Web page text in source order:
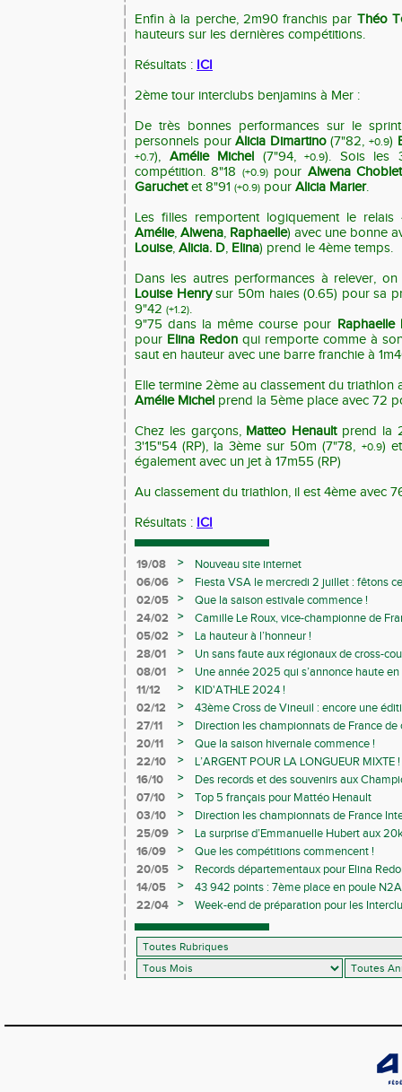
Enfin à la perche, 2m90 franchis par Théo
hauteurs sur les dernières compétitions.
Résultats : ICI
2ème tour interclubs benjamins à Mer :
De très bonnes performances sur le
personnels pourAlicia Dimartino(7"82,+0.9)
+0.7), Amélie Michel (7"94,+0.9). Sois les
compétition. 8"18
(+0.9)pour Alwena Choblet
Garuchetet 8"91 (+0.9) pour Alicia Marier.
Les filles remportent logiquement le
Amélie, Alwena, Raphaelle) avec une bonne
Louise, Alicia. D, Elina) prend le 4ème temps.
Dans les autres performances à relever,
Louise Henrysur 50m haies (0.65) pour sa
9"42 (+1.2).
9"75 dans la même course pour Raphaelle
pour Elina Redon qui remporte comme à
saut en hauteur avec une barre franchie à
Elle termine 2ème au classement du triathlon
Amélie Michel prend la 5ème place avec 72
Chez les garçons, Matteo Henaultprend la
3'15"54 (RP), la 3ème sur 50m (7"78, +0.9)
également avec un jet à 17m55 (RP)
Au classement du triathlon, il est 4ème avec
Résultats : ICI
19/08 >
Nouveau site internet
06/06
>
Fiesta VSA le mercredi 2 juillet : fêtons
02/05
>
Que la saison estivale commence !
24/02
>
Camille Le Roux, vice-championne de
05/02
>
La hauteur à l’honneur !
28/01
>
Un sans faute aux régionaux de cross-
08/01
>
Une année 2025 qui s’annonce haute
11/12
>
KID'ATHLE 2024 !
02/12
>
43ème Cross de Vineuil : encore une
27/11
>
Direction les championnats de France de
20/11
>
Que la saison hivernale commence !
22/10
>
L’ARGENT POUR LA LONGUEUR MIXTE !
16/10
>
Des records et des souvenirs aux
Avenirs
07/10 >
Top 5 français pour Mattéo Henault
03/10
>
Direction les championnats de France
25/09
>
La surprise d’Emmanuelle Hubert aux
16/09
>
Que les compétitions commencent !
20/05
>
Records départementaux pour Elina
14/05
>
43 942 points : 7ème place en poule
22/04
>
Week-end de préparation pour les